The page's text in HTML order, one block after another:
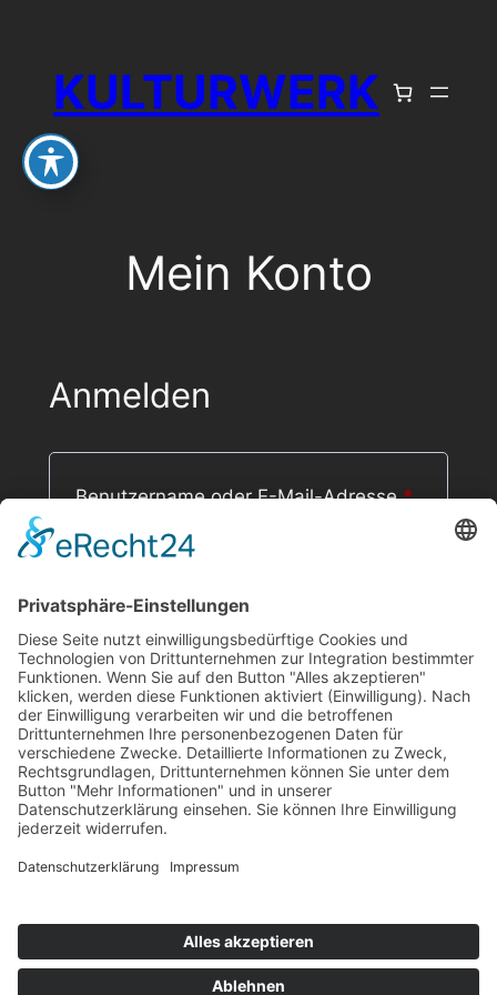
springenKULTURWERK
Mein Konto
Anmelden
Benutzername oder E-Mail-Adresse*
Passwort*Erforderlich
Angemeldet bleiben
Anmelden
Passwort vergessen?